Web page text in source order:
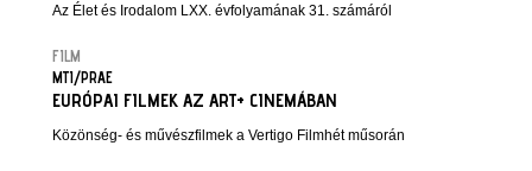
Az Élet és Irodalom LXX. évfolyamának 31. számáról
FILM
MTI/PRAE
EURÓPAI FILMEK AZ ART+ CINEMÁBAN
Közönség- és művészfilmek a Vertigo Filmhét műsorán